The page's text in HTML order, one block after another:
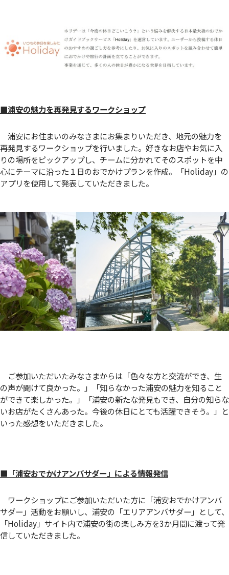
■浦安の魅力を再発見するワークショップ
浦安にお住まいのみなさまにお集まりいただき、地元の魅力を
再発見するワークショップを行いました。好きなお店やお気に入
りの場所をピックアップし、チームに分かれてそのスポットを中
心にテーマに沿った１日のおでかけプランを作成。「Holiday」の
アプリを使用して発表していただきました。
ご参加いただいたみなさまからは「色々な方と交流ができ、生
の声が聞けて良かった。」「知らなかった浦安の魅力を知ること
ができて楽しかった。」「浦安の新たな発見もでき、自分の知らな
いお店がたくさんあった。今後の休日にとても活躍できそう。」と
いった感想をいただきました。
■「浦安おでかけアンバサダー」による情報発信
ワークショップにご参加いただいた方に「浦安おでかけアンバ
サダー」活動をお願いし、浦安の「エリアアンバサダー」として、
「Holiday」サイト内で浦安の街の楽しみ方を3か月間に渡って発
信していただきました。